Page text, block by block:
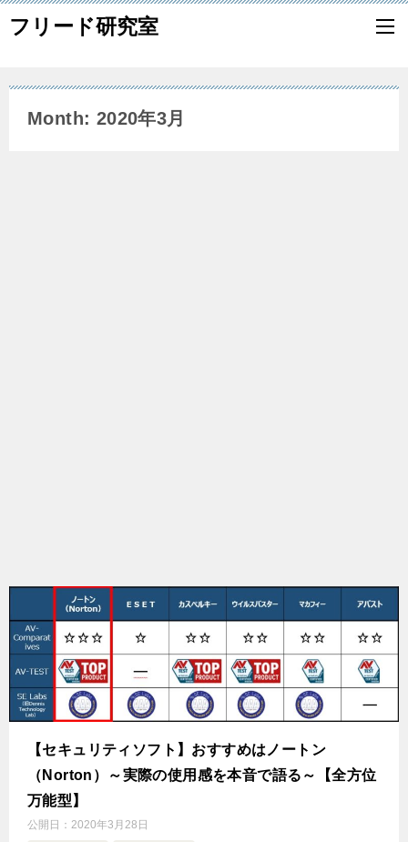
フリード研究室
Month: 2020年3月
【セキュリティソフト】おすすめはノートン
（Norton）～実際の使用感を本音で語る～【全方位
万能型】
公開日： 2020年3月28日